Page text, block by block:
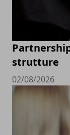
strutture
02/08/2026